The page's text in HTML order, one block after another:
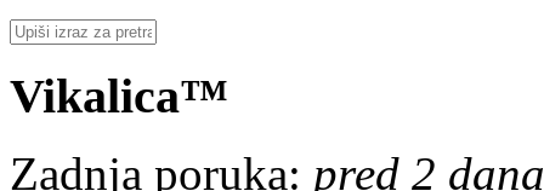
Vikalica™
Zadnja poruka: pred 2